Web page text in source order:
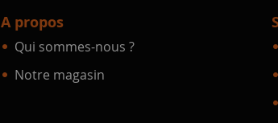
A propos
Qui sommes-nous ?
Notre magasin